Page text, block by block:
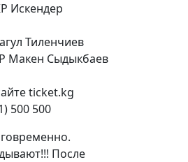
Искендер
Тиленчиев
Макен Сыдыкбаев
ticket.kg
500 500
После